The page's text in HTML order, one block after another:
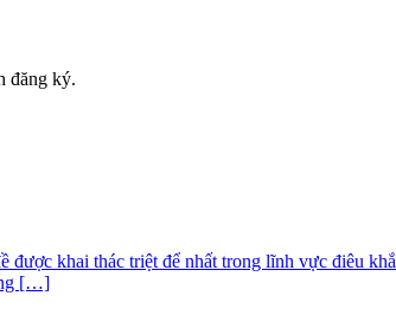
đăng ký.
được khai thác triệt để nhất trong lĩnh vực điêu
[…]